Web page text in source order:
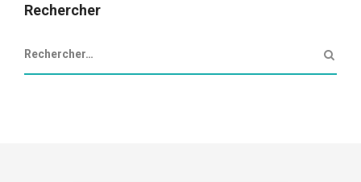
Rechercher